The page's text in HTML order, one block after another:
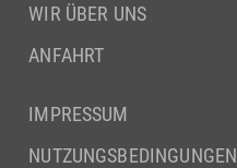
WIR ÜBER UNS
ANFAHRT
IMPRESSUM
NUTZUNGSBEDINGUNGEN